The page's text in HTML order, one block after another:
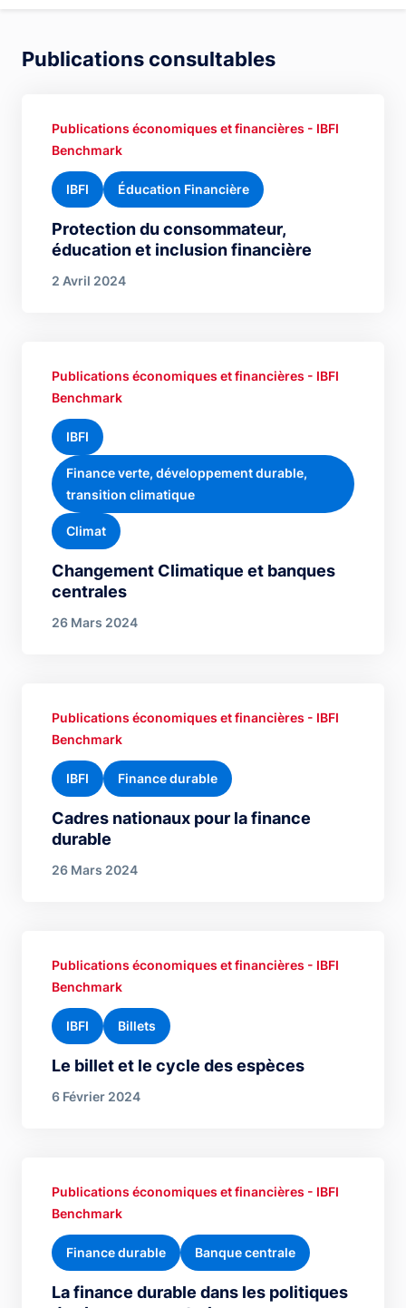
Publications consultables
Protection du consommateur,
éducation et inclusion financière
Publications économiques et financières - IBFI
Benchmark
IBFI Éducation Financière
2 Avril 2024
Changement Climatique et banques
centrales
Publications économiques et financières - IBFI
Benchmark
IBFI
Finance verte, développement durable,
transition climatique
Climat
26 Mars 2024
Cadres nationaux pour la finance
durable
Publications économiques et financières - IBFI
Benchmark
IBFI Finance durable
26 Mars 2024
Le billet et le cycle des espèces
Publications économiques et financières - IBFI
Benchmark
IBFI Billets
6 Février 2024
La finance durable dans les politiques
Publications économiques et financières - IBFI
Benchmark
Finance durable Banque centrale